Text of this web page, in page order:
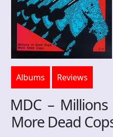
Albums Reviews
MDC –
More Dead